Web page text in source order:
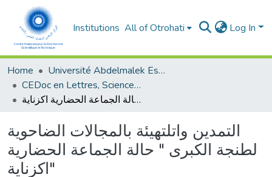
Institutions All of Otrohati Log In
Home
Université Abdelmalek Essaâdi - Tétouan
CEDoc en Lettres, Sciences Humaines, Doctrine, Arts et Sciences de l’Education (CED - LSHDASE)
التمدين واتلتهيئة بالمجالات الضاحوية لطنجة الكبرى " حالة الجماعة الحضارية اكزناية"
التمدين واتلتهيئة بالمجالات الضاحوية
لطنجة الكبرى " حالة الجماعة الحضارية
اكزناية"